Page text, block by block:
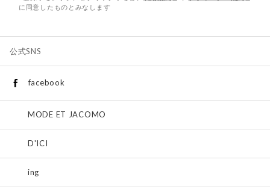
に同意したものとみなします
公式SNS
facebook
MODE ET JACOMO
D'ICI
ing